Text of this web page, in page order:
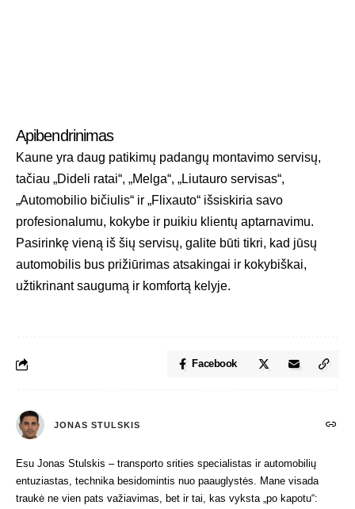
Apibendrinimas
Kaune yra daug patikimų padangų montavimo servisų,
tačiau „Dideli ratai“, „Melga“, „Liutauro servisas“,
„Automobilio bičiulis“ ir „Flixauto“ išsiskiria savo
profesionalumu, kokybe ir puikiu klientų aptarnavimu.
Pasirinkę vieną iš šių servisų, galite būti tikri, kad jūsų
automobilis bus prižiūrimas atsakingai ir kokybiškai,
užtikrinant saugumą ir komfortą kelyje.
Facebook
JONAS STULSKIS
Esu Jonas Stulskis – transporto srities specialistas ir automobilių
entuziastas, technika besidomintis nuo paauglystės. Mane visada
traukė ne vien pats važiavimas, bet ir tai, kas vyksta „po kapotu“: